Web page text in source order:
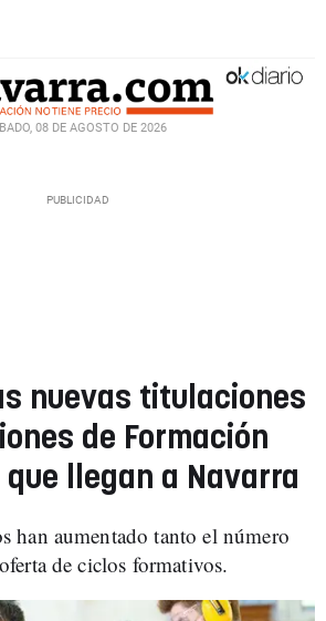
08 DE AGOSTO DE 2026
nuevas titulaciones
de Formación
que llegan a Navarra
han aumentado tanto el número
de ciclos formativos.